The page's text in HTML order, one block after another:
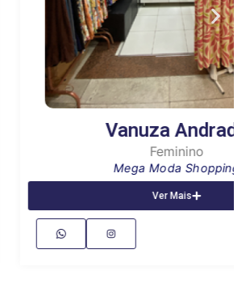
Vanuza Andrade
Mega Moda Shopping